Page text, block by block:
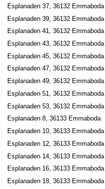
Esplanaden 37, 36132 Emmaboda
Esplanaden 39, 36132 Emmaboda
Esplanaden 41, 36132 Emmaboda
Esplanaden 43, 36132 Emmaboda
Esplanaden 45, 36132 Emmaboda
Esplanaden 47, 36132 Emmaboda
Esplanaden 49, 36132 Emmaboda
Esplanaden 51, 36132 Emmaboda
Esplanaden 53, 36132 Emmaboda
Esplanaden 8, 36133 Emmaboda
Esplanaden 10, 36133 Emmaboda
Esplanaden 12, 36133 Emmaboda
Esplanaden 14, 36133 Emmaboda
Esplanaden 16, 36133 Emmaboda
Esplanaden 18, 36133 Emmaboda